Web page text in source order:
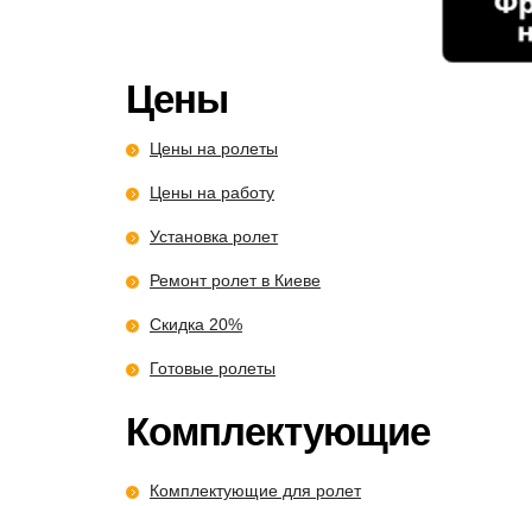
Цены
Цены на ролеты
Цены на работу
Установка ролет
Ремонт ролет в Киеве
Скидка 20%
Готовые ролеты
Комплектующие
Комплектующие для ролет